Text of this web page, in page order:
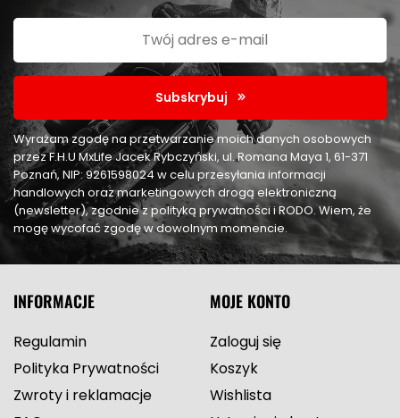
Subskrybuj
Wyrażam zgodę na przetwarzanie moich danych osobowych
przez F.H.U MxLife Jacek Rybczyński, ul. Romana Maya 1, 61-371
Poznań, NIP: 9261598024 w celu przesyłania informacji
handlowych oraz marketingowych drogą elektroniczną
(newsletter), zgodnie z polityką prywatności i RODO. Wiem, że
mogę wycofać zgodę w dowolnym momencie.
INFORMACJE
Regulamin
Polityka Prywatności
Zwroty i reklamacje
MOJE KONTO
Zaloguj się
Koszyk
Wishlista